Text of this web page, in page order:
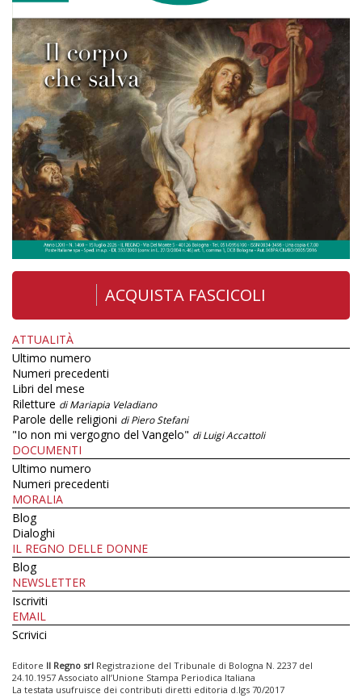
ACQUISTA FASCICOLI
ATTUALITÀ
Ultimo numero
Numeri precedenti
Libri del mese
Riletture di Mariapia Veladiano
Parole delle religioni di Piero Stefani
"Io non mi vergogno del Vangelo" di Luigi Accattoli
DOCUMENTI
Ultimo numero
Numeri precedenti
MORALIA
Blog
Dialoghi
IL REGNO DELLE DONNE
Blog
NEWSLETTER
Iscriviti
EMAIL
Scrivici
Editore Il Regno srl Registrazione del Tribunale di Bologna N. 2237 del
24.10.1957 Associato all’Unione Stampa Periodica Italiana
La testata usufruisce dei contributi diretti editoria d.lgs 70/2017